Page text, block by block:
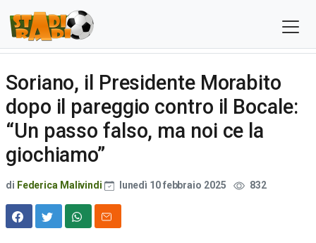
Soriano, il Presidente Morabito
dopo il pareggio contro il Bocale:
“Un passo falso, ma noi ce la
giochiamo”
di Federica Malivindi lunedì 10 febbraio 2025 832